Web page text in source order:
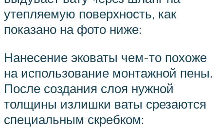
утепляемую поверхность, как
показано на фото ниже:
Нанесение эковаты чем-то похоже
на использование монтажной пены.
После создания слоя нужной
толщины излишки ваты срезаются
специальным скребком: